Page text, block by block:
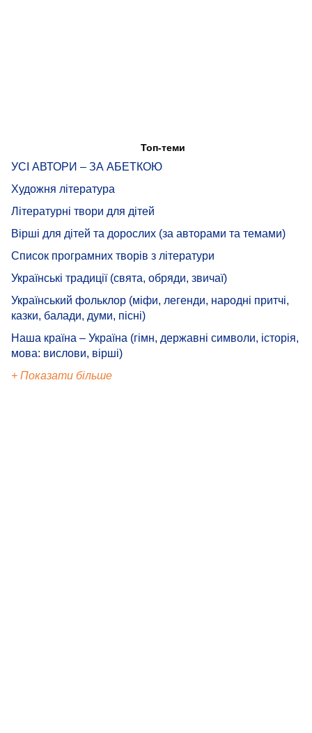
Топ-теми
УСІ АВТОРИ – ЗА АБЕТКОЮ
Художня література
Літературні твори для дітей
Вірші для дітей та дорослих (за авторами та темами)
Список програмних творів з літератури
Українські традиції (свята, обряди, звичаї)
Український фольклор (міфи, легенди, народні притчі,
казки, балади, думи, пісні)
Наша країна – Україна (гімн, державні символи, історія,
мова: вислови, вірші)
+ Показати більше